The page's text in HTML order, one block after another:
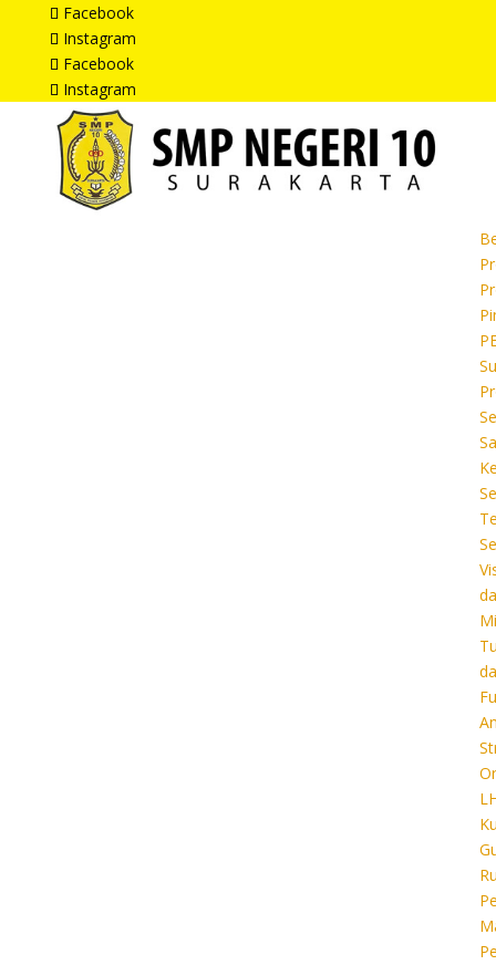
Facebook
Instagram
Facebook
Instagram